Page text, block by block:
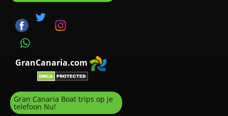
GranCanaria.com
Gran Canaria Boat trips op je
telefoon Nu!